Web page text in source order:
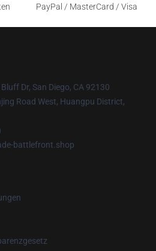
PayPal / MasterCard / Visa
Dr, San Diego, CA 92130
Road West, Huangpu District,
battlefront.shop